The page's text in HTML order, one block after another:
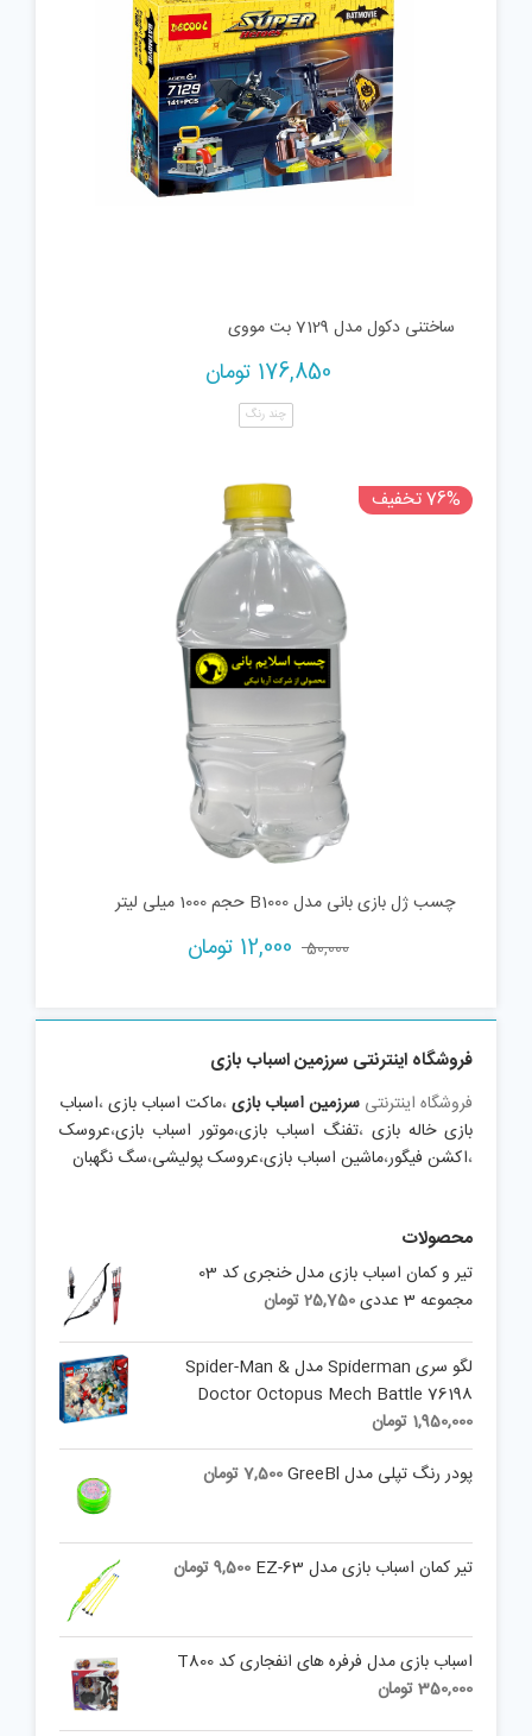
ساختنی دکول مدل 7129 بت مووی
176,850 تومان
چند رنگ
76% تخفیف
چسب ژل بازی بانی مدل B1000 حجم 1000 میلی لیتر
50,000
Original
50,000 تومان.
12,000 تومان
12,000 تومان.
فروشگاه اینترنتی سرزمین اسباب بازی
فروشگاه اینترنتی سرزمین اسباب بازی،ماکت اسباب بازی،اسباب
بازی خاله بازی ،تفنگ اسباب بازی،موتور اسباب بازی،عروسک
،اکشن فیگور،ماشین اسباب بازی،عروسک پولیشی،سگ نگهبان
محصولات
تیر و کمان اسباب بازی مدل خنجری کد 03
مجموعه 3 عددی
25,750تومان
لگو سری Spiderman مدل Spider-Man &
Doctor Octopus Mech Battle 76198
1,950,000 تومان
پودر رنگ تپلی مدل GreeBl
7,500تومان
تیر کمان اسباب بازی مدل EZ-63 9,500تومان
اسباب بازی مدل فرفره های انفجاری کد T800
350,000تومان